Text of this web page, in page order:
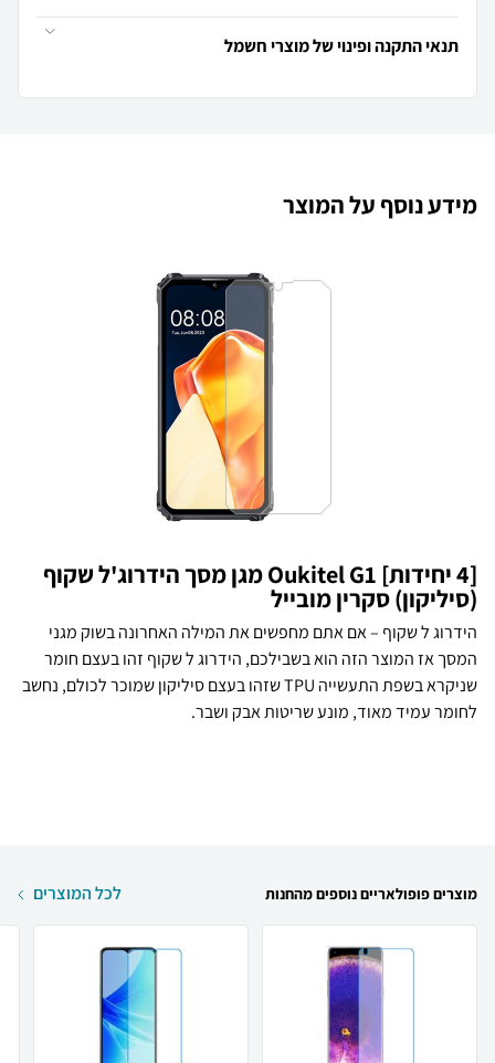
תנאי התקנה ופינוי של מוצרי חשמל
מידע נוסף על המוצר
[4 יחידות] Oukitel G1 מגן מסך הידרוג'ל שקוף
(סיליקון) סקרין מובייל
הידרוג ל שקוף – אם אתם מחפשים את המילה האחרונה בשוק מגני
המסך אז המוצר הזה הוא בשבילכם, הידרוג ל שקוף זהו בעצם חומר
שניקרא בשפת התעשייה TPU שזהו בעצם סיליקון שמוכר לכולם, נחשב
לחומר עמיד מאוד, מונע שריטות אבק ושבר.
מוצרים פופולאריים נוספים מהחנות לכל המוצרים